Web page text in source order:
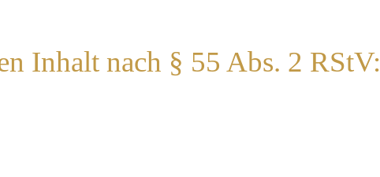
Inhalt nach § 55 Abs. 2 RStV: